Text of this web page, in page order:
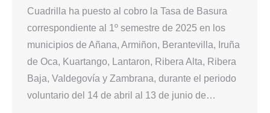
Cuadrilla ha puesto al cobro la Tasa de Basura
correspondiente al 1º semestre de 2025 en los
municipios de Añana, Armiñon, Berantevilla, Iruña
de Oca, Kuartango, Lantaron, Ribera Alta, Ribera
Baja, Valdegovía y Zambrana, durante el periodo
voluntario del 14 de abril al 13 de junio de…